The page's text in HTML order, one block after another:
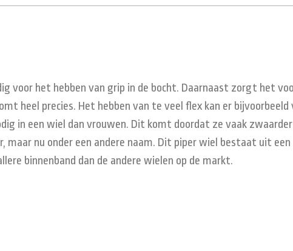
voor het hebben van grip in de bocht. Daarnaast zorgt het
heel precies. Het hebben van te veel flex kan er
in een wiel dan vrouwen. Dit komt doordat ze vaak
nu onder een andere naam. Dit piper wiel bestaat uit een
binnenband dan de andere wielen op de markt.